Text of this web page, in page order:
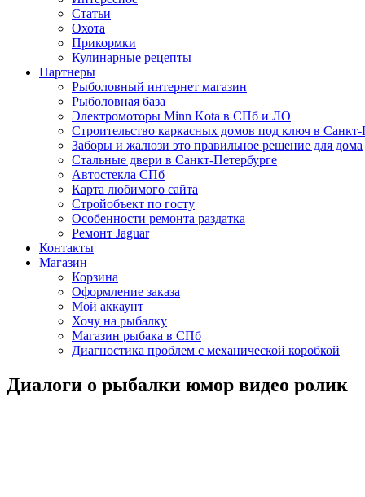
Статьи
Охота
Прикормки
Кулинарные рецепты
Партнеры
Рыболовный интернет магазин
Рыболовная база
Электромоторы Minn Kota в СПб и ЛО
Строительство каркасных домов под ключ в Санкт-
Заборы и жалюзи это правильное решение для дома
Стальные двери в Санкт-Петербурге
Автостекла СПб
Карта любимого сайта
Стройобъект по госту
Особенности ремонта раздатка
Ремонт Jaguar
Контакты
Магазин
Корзина
Оформление заказа
Мой аккаунт
Хочу на рыбалку
Магазин рыбака в СПб
Диагностика проблем с механической коробкой
Диалоги о рыбалки юмор видео ролик